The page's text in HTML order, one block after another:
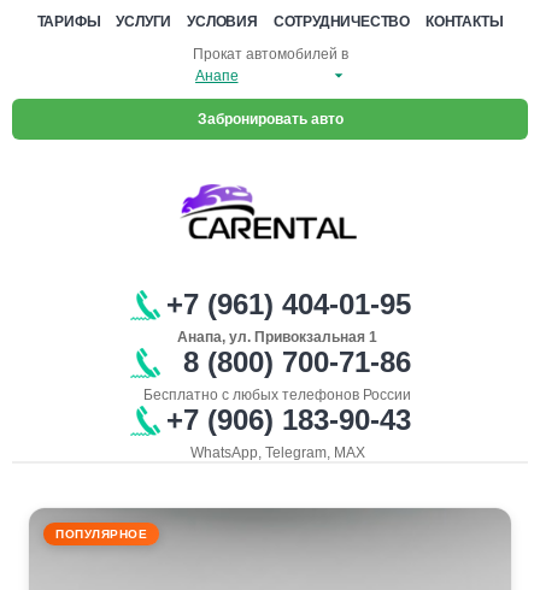
ТАРИФЫ УСЛУГИ УСЛОВИЯ СОТРУДНИЧЕСТВО
КОНТАКТЫ
Прокат автомобилей в
Забронировать авто
+7 (961) 404-01-95
Анапа, ул. Привокзальная 1
8 (800) 700-71-86
Бесплатно с любых телефонов России
+7 (906) 183-90-43
WhatsApp, Telegram, MAX
ПОПУЛЯРНОЕ